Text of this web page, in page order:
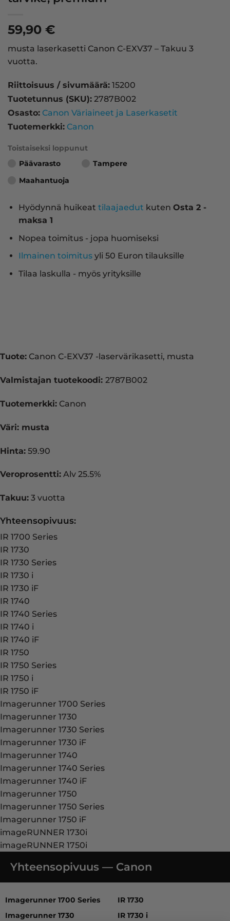
59,90 €
musta laserkasetti Canon C-EXV37 – Takuu 3
vuotta.
Riittoisuus / sivumäärä: 15200
Tuotetunnus (SKU): 2787B002
Osasto: Canon Väriaineet ja Laserkasetit
Tuotemerkki: Canon
Toistaiseksi loppunut
Päävarasto
Tampere
Maahantuoja
Hyödynnä huikeat tilaajaedut kuten Osta 2 -
maksa 1
Nopea toimitus - jopa huomiseksi
Ilmainen toimitusyli 50 Euron tilauksille
Tilaa laskulla - myös yrityksille
Tuote: Canon C-EXV37 -laservärikasetti, musta
Valmistajan tuotekoodi: 2787B002
Tuotemerkki: Canon
Väri: musta
Hinta: 59.90
Veroprosentti: Alv 25.5%
Takuu: 3 vuotta
Yhteensopivuus:
IR 1700 Series
IR 1730
IR 1730 Series
IR 1730 i
IR 1730 iF
IR 1740
IR 1740 Series
IR 1740 i
IR 1740 iF
IR 1750
IR 1750 Series
IR 1750 i
IR 1750 iF
Imagerunner 1700 Series
Imagerunner 1730
Imagerunner 1730 Series
Imagerunner 1730 iF
Imagerunner 1740
Imagerunner 1740 Series
Imagerunner 1740 iF
Imagerunner 1750
Imagerunner 1750 Series
Imagerunner 1750 iF
imageRUNNER 1730i
imageRUNNER 1750i
Yhteensopivuus — Canon
Imagerunner 1700 Series
Imagerunner 1730
IR 1730
IR 1730 i